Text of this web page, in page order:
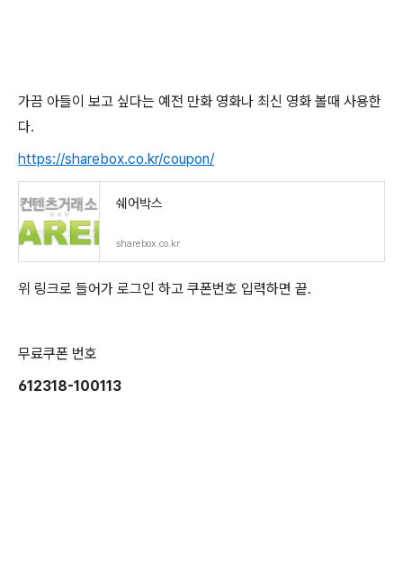
가끔 아들이 보고 싶다는 예전 만화 영화나 최신 영화 볼때 사용한
다.
https://sharebox.co.kr/coupon/
쉐어박스
sharebox.co.kr
위 링크로 들어가 로그인 하고 쿠폰번호 입력하면 끝.
무료쿠폰 번호
612318-100113